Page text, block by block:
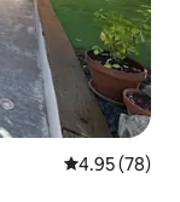
Meánrátáil
4.95 (78)